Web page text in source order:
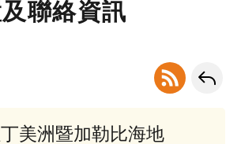
聯絡資訊
美洲暨加勒比海地